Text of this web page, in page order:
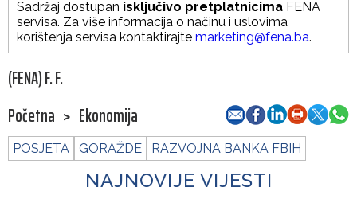
Sadržaj dostupan isključivo pretplatnicima FENA
servisa. Za više informacija o načinu i uslovima
korištenja servisa kontaktirajte marketing@fena.ba.
(FENA) F. F.
Početna > Ekonomija
POSJETA GORAŽDE RAZVOJNA BANKA FBIH
NAJNOVIJE VIJESTI